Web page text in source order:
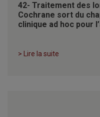
42- Traitement des
Cochrane sort du
clinique ad hoc pour
> Lire la suite